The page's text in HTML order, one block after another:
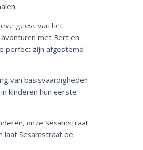
geest van het
met Bert en
perfect zijn afgestemd
van basisvaardigheden
kinderen hun eerste
onze Sesamstraat
laat Sesamstraat de